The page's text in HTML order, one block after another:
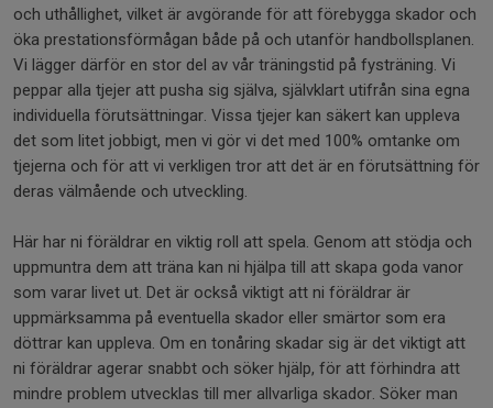
och uthållighet, vilket är avgörande för att förebygga skador och
öka prestationsförmågan både på och utanför handbollsplanen.
Vi lägger därför en stor del av vår träningstid på fysträning. Vi
peppar alla tjejer att pusha sig själva, självklart utifrån sina egna
individuella förutsättningar. Vissa tjejer kan säkert kan uppleva
det som litet jobbigt, men vi gör vi det med 100% omtanke om
tjejerna och för att vi verkligen tror att det är en förutsättning för
deras välmående och utveckling.
Här har ni föräldrar en viktig roll att spela. Genom att stödja och
uppmuntra dem att träna kan ni hjälpa till att skapa goda vanor
som varar livet ut. Det är också viktigt att ni föräldrar är
uppmärksamma på eventuella skador eller smärtor som era
döttrar kan uppleva. Om en tonåring skadar sig är det viktigt att
ni föräldrar agerar snabbt och söker hjälp, för att förhindra att
mindre problem utvecklas till mer allvarliga skador. Söker man